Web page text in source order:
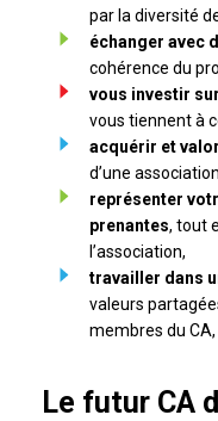
par la diversité
échanger avec
cohérence du
vous investir
vous tiennent à
acquérir et
d’une
représenter
prenantes, tout
l’association,
travailler dans
valeurs
membres du CA,
Le futur CA